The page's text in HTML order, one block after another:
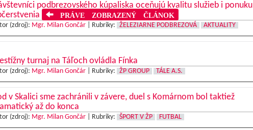
podbrezovského kúpaliska oceňujú kvalitu služieb i ponuku
PRÁVE ZOBRAZENÝ ČLÁNOK
(zdroj): Mgr. Milan Gončár| Rubriky: ŽELEZIARNE PODBREZOVÁ AKTUALITY
turnaj na Táľoch ovládla Fínka
(zdroj): Mgr. Milan Gončár| Rubriky: ŽP GROUP TÁLE A.S.
v Skalici sme zachránili v závere, duel s Komárnom bol taktiež
až do konca
(zdroj): Mgr. Milan Gončár| Rubriky: ŠPORT V ŽP FUTBAL